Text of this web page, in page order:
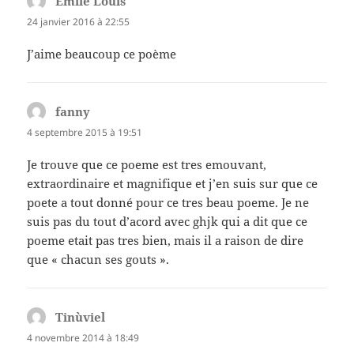
24 janvier 2016 à 22:55
J’aime beaucoup ce poème
fanny
4 septembre 2015 à 19:51
Je trouve que ce poeme est tres emouvant,
extraordinaire et magnifique et j’en suis sur que ce
poete a tout donné pour ce tres beau poeme. Je ne
suis pas du tout d’acord avec ghjk qui a dit que ce
poeme etait pas tres bien, mais il a raison de dire
que « chacun ses gouts ».
Tinùviel
4 novembre 2014 à 18:49